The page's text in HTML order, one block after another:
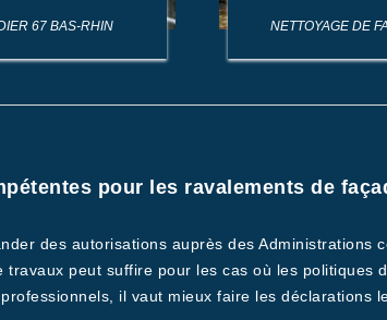
67 BAS-RHIN NETTOYAGE DE
pour les ravalements de
des autorisations auprès des Administrations
peut suffire pour les cas où les politiques
il vaut mieux faire les déclarations